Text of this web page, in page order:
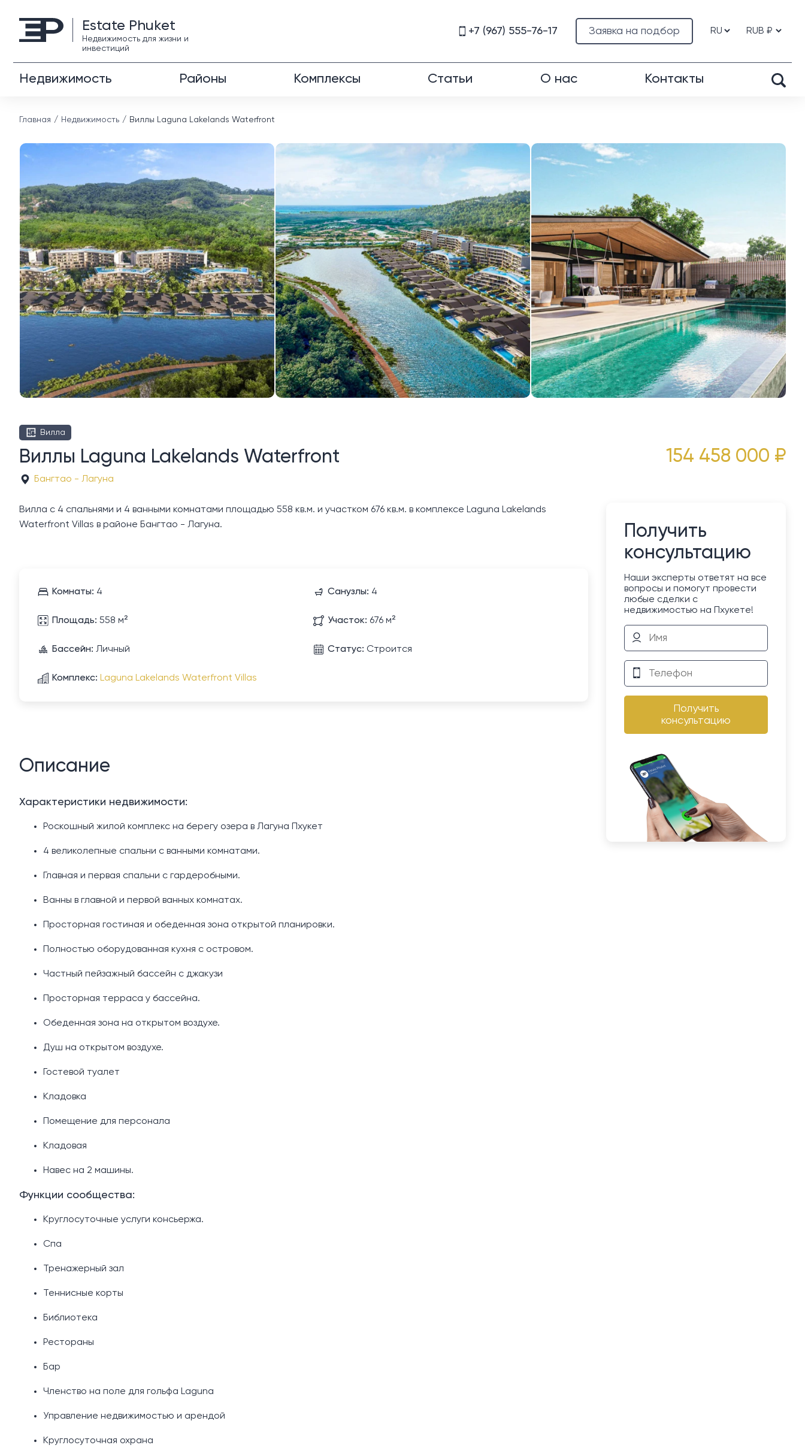
Estate Phuket
Недвижимость для жизни и
инвестиций
Заявка на подбор
+7 (967) 555-76-17
Недвижимость Районы Комплексы Статьи О нас Контакты
Главная Недвижимость Виллы Laguna Lakelands Waterfront
Вилла
Виллы Laguna Lakelands Waterfront
Бангтао - Лагуна
154 458 000 ₽
Вилла с 4 спальнями и 4 ванными комнатами площадью 558 кв.м. и участком 676 кв.м. в комплексе Laguna Lakelands
Waterfront Villas в районе Бангтао - Лагуна.
Комнаты: 4 Санузлы: 4
Площадь: 558 м² Участок: 676 м²
Бассейн: Личный Статус: Строится
Комплекс: Laguna Lakelands Waterfront Villas
Описание
Характеристики недвижимости:
Роскошный жилой комплекс на берегу озера в Лагуна Пхукет
4 великолепные спальни с ванными комнатами.
Главная и первая спальни с гардеробными.
Ванны в главной и первой ванных комнатах.
Просторная гостиная и обеденная зона открытой планировки.
Полностью оборудованная кухня с островом.
Частный пейзажный бассейн с джакузи
Просторная терраса у бассейна.
Обеденная зона на открытом воздухе.
Душ на открытом воздухе.
Гостевой туалет
Кладовка
Помещение для персонала
Кладовая
Навес на 2 машины.
Функции сообщества:
Круглосуточные услуги консьержа.
Спа
Тренажерный зал
Теннисные корты
Библиотека
Рестораны
Бар
Членство на поле для гольфа Laguna
Управление недвижимостью и арендой
Круглосуточная охрана
Получить
консультацию
Наши эксперты ответят на все
вопросы и помогут провести
любые сделки с
недвижимостью на Пхукете!
Получить
консультацию